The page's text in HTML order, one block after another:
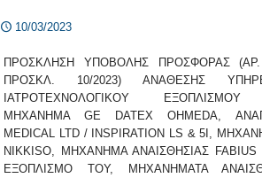
10/03/2023
ΠΡΟΣΚΛΗΣΗ ΥΠΟΒΟΛΗΣ ΠΡΟΣΦΟΡΑΣ (ΑΡ.
ΠΡΟΣΚΛ. 10/2023) ΑΝΑΘΕΣΗΣ
ΙΑΤΡΟΤΕΧΝΟΛΟΓΙΚΟΥ ΕΞΟΠΛΙΣΜΟΥ
ΜΗΧΑΝΗΜΑ GE DATEX OHMEDA,
MEDICAL LTD / INSPIRATION LS & 5I,
NIKKISO, ΜΗΧΑΝΗΜΑ ΑΝΑΙΣΘΗΣΙΑΣ
ΕΞΟΠΛΙΣΜΟ ΤΟΥ, ΜΗΧΑΝΗΜΑΤΑ